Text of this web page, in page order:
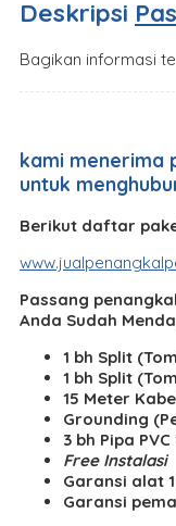
Deskripsi
Bagikan informasi
kami menerima
untuk
Berikut daftar
Passang
Anda Sudah
1 bh Split
1 bh Split
15 Meter
Grounding
3 bh Pipa PVC
Free Instalasi
Garansi alat
Garansi